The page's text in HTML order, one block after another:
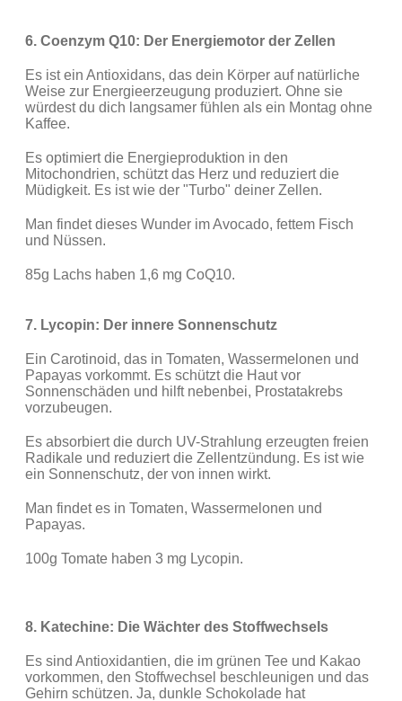
6. Coenzym Q10: Der Energiemotor der Zellen
Es ist ein Antioxidans, das dein Körper auf natürliche
Weise zur Energieerzeugung produziert. Ohne sie
würdest du dich langsamer fühlen als ein Montag ohne
Kaffee.
Es optimiert die Energieproduktion in den
Mitochondrien, schützt das Herz und reduziert die
Müdigkeit. Es ist wie der "Turbo" deiner Zellen.
Man findet dieses Wunder im Avocado, fettem Fisch
und Nüssen.
85g Lachs haben 1,6 mg CoQ10.
7. Lycopin: Der innere Sonnenschutz
Ein Carotinoid, das in Tomaten, Wassermelonen und
Papayas vorkommt. Es schützt die Haut vor
Sonnenschäden und hilft nebenbei, Prostatakrebs
vorzubeugen.
Es absorbiert die durch UV-Strahlung erzeugten freien
Radikale und reduziert die Zellentzündung. Es ist wie
ein Sonnenschutz, der von innen wirkt.
Man findet es in Tomaten, Wassermelonen und
Papayas.
100g Tomate haben 3 mg Lycopin.
8. Katechine: Die Wächter des Stoffwechsels
Es sind Antioxidantien, die im grünen Tee und Kakao
vorkommen, den Stoffwechsel beschleunigen und das
Gehirn schützen. Ja, dunkle Schokolade hat